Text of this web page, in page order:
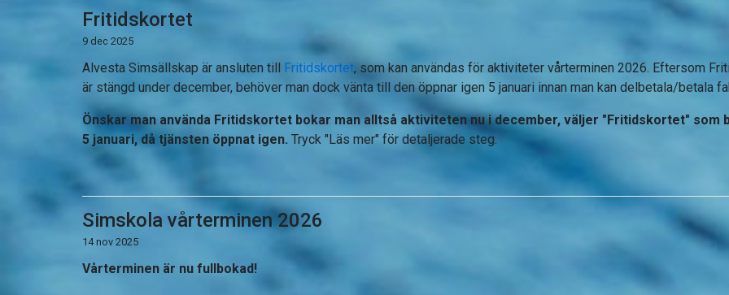
Fritidskortet
9 dec 2025
Alvesta Simsällskap är ansluten till Fritidskortet, som kan användas för aktiviteter vårterminen 2026. Eftersom
är stängd under december, behöver man dock vänta till den öppnar igen 5 januari innan man kan delbetala/betala
Önskar man använda Fritidskortet bokar man alltså aktiviteten nu i december, väljer "Fritidskortet"
5 januari, då tjänsten öppnat igen. Tryck "Läs mer" för detaljerade steg.
Simskola vårterminen 2026
14 nov 2025
Vårterminen är nu fullbokad!